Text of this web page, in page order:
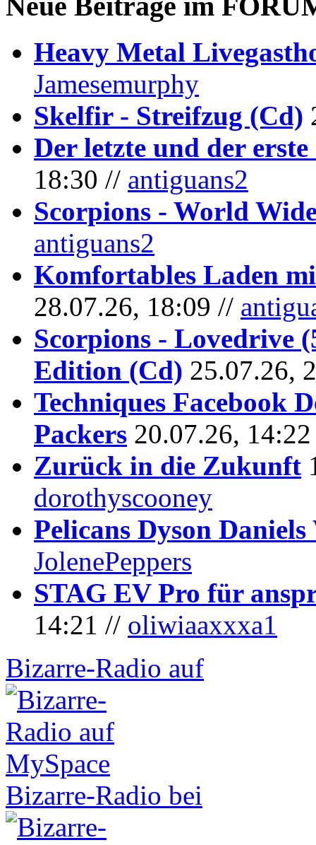
Heavy Metal
Jamesemurphy
Skelfir - Streifzug (Cd)
Der letzte und der erste
18:30 // antiguans2
Scorpions - World
antiguans2
Komfortables Laden
28.07.26, 18:09 //
Scorpions - Lovedrive
Edition (Cd) 25.07.26,
Techniques Facebook
Packers 20.07.26,
Zurück in die Zukunft
dorothyscooney
Pelicans Dyson
JolenePeppers
STAG EV Pro für
14:21 // oliwiaaxxxa1
Bizarre-Radio auf
Bizarre-Radio bei